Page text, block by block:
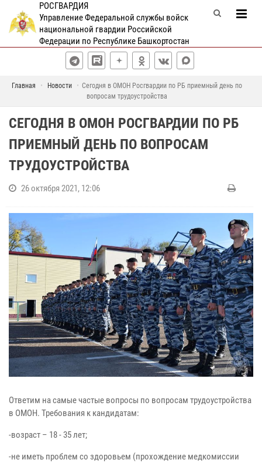
РОСГВАРДИЯ
Управление Федеральной службы войск
национальной гвардии Российской
Федерации по Республике Башкортостан
Главная Новости
Сегодня в ОМОН Росгвардии по РБ приемный день по
вопросам трудоустройства
СЕГОДНЯ В ОМОН РОСГВАРДИИ ПО РБ
ПРИЕМНЫЙ ДЕНЬ ПО ВОПРОСАМ
ТРУДОУСТРОЙСТВА
26 октября 2021, 12:06
Ответим на самые частые вопросы по вопросам трудоустройства
в ОМОН. Требования к кандидатам:
-возраст – 18 - 35 лет;
-не иметь проблем со здоровьем (прохождение медкомиссии